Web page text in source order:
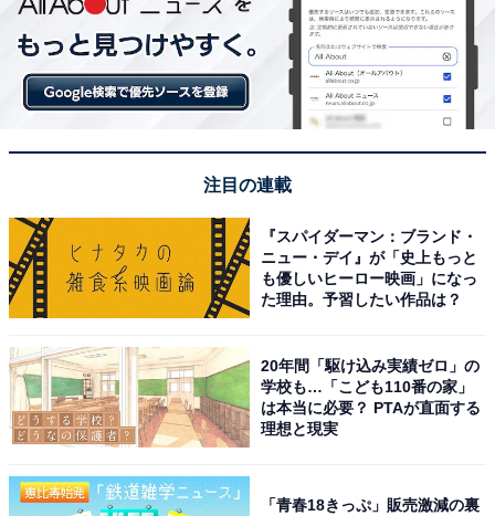
注目の連載
『スパイダーマン：ブランド・
ニュー・デイ』が「史上もっと
も優しいヒーロー映画」になっ
た理由。予習したい作品は？
20年間「駆け込み実績ゼロ」の
学校も…「こども110番の家」
は本当に必要？ PTAが直面する
理想と現実
「青春18きっぷ」販売激減の裏